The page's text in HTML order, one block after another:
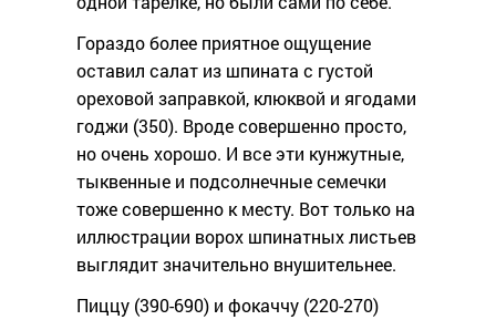
Гораздо более приятное ощущение
оставил салат из шпината с густой
ореховой заправкой, клюквой и ягодами
годжи (350). Вроде совершенно просто,
но очень хорошо. И все эти кунжутные,
тыквенные и подсолнечные семечки
тоже совершенно к месту. Вот только на
иллюстрации ворох шпинатных листьев
выглядит значительно внушительнее.
Пиццу (390-690) и фокаччу (220-270)